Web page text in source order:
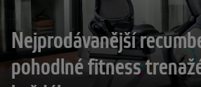
Nejprodávanější
pohodlné fitness